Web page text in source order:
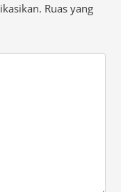
Ruas yang